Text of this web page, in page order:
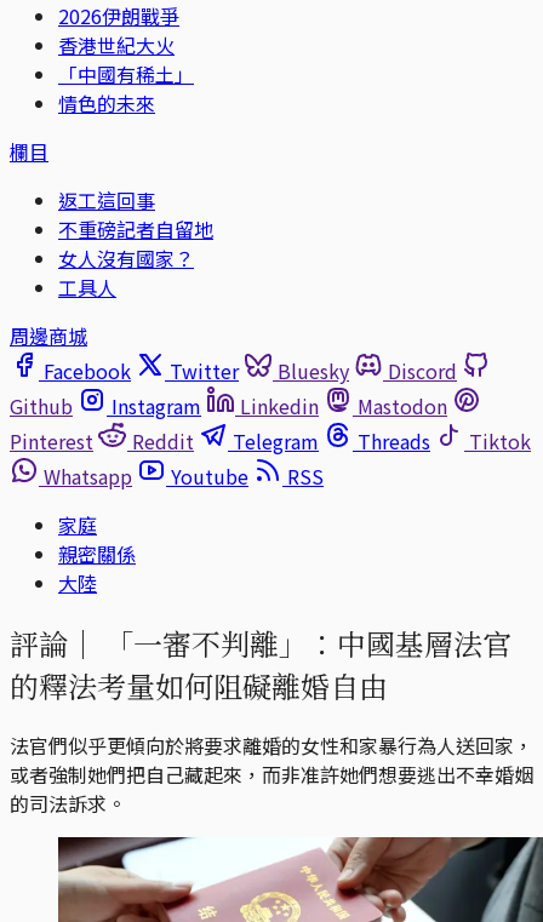
2026伊朗戰爭
香港世紀大火
「中國有稀土」
情色的未來
欄目
返工這回事
不重磅記者自留地
女人沒有國家？
工具人
周邊商城
Facebook
Twitter Bluesky
Discord
Github
Instagram Linkedin
Mastodon
Pinterest
Reddit Telegram Threads
Tiktok
Whatsapp
Youtube
RSS
家庭
親密關係
大陸
評論｜
「一審不判離」：中國基層法官
的釋法考量如何阻礙離婚自由
法官們似乎更傾向於將要求離婚的女性和家暴行為人送回家，
或者強制她們把自己藏起來，而非准許她們想要逃出不幸婚姻
的司法訴求。